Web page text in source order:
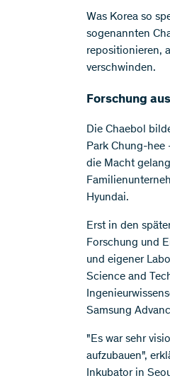
Was Korea so
sogenannten
repositionieren,
verschwinden.
Forschung
Die Chaebol
Park Chung-hee
die Macht
Hyundai.
Erst in den
Forschung und
und eigener
Science and
Samsung
"Es war sehr
aufzubauen",
Inkubator in